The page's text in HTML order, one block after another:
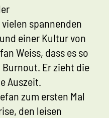
spannenden
einer Kultur von
Weiss, dass es so
Er zieht die
Auszeit.
zum ersten Mal
den leisen